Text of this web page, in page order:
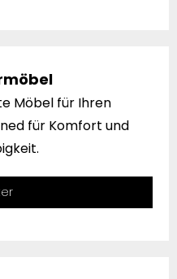
Möbel für Ihren
für Komfort und